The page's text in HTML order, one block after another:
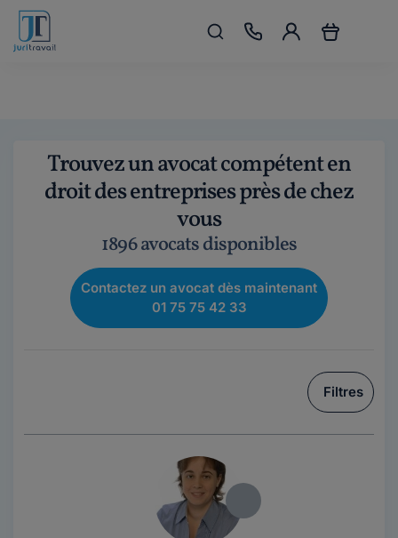
Trouvez un avocat compétent en
droit des entreprises près de chez
vous
1896 avocats disponibles
Contactez un avocat dès maintenant
01 75 75 42 33
Filtres